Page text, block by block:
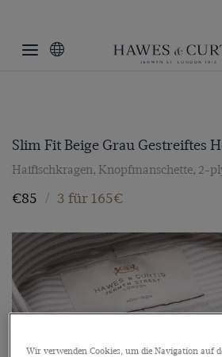
Slim Fit Beige Grau Gestreiftes
Haifischkragen, Knopfmanschette, 2-
€85 / 3 für 165€
Wir verwenden Cookies, um die Navigation auf